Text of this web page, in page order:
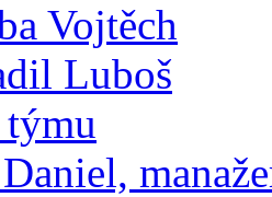
Vojtěch
Luboš